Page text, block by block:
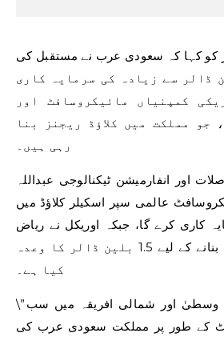
کو کہا کہ سعودی عرب نے مستقبل کی
میں 9 بلین ڈالر سے زیادہ کی سرمایہ کاری
کمپنیاں مائیکروسافٹ اور
جو مملکت میں کلاؤڈ ریجنز بنا
رہی ہیں۔
اور انفارمیشن ٹیکنالوجی عبداللہ
عالمی سپر اسکیلر کلاؤڈ میں
کاری کرے گا، جبکہ اوریکل نے ریاض
میں ایک نیا کلاؤڈ ریجن بنانے کے لیے 1.5 بلین ڈالر کا وعدہ
کیا ہے۔
\”سرمایہ کاری… مشرق وسطیٰ اور شمالی افریقہ میں سب
کے طور پر مملکت سعودی عرب کی